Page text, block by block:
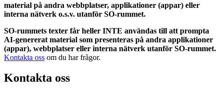
material på andra webbplatser, applikationer (appar) eller
interna nätverk o.s.v. utanför SO-rummet.
SO-rummets texter får heller INTE användas till att prompta
AI-genererat material som presenteras på andra applikationer
(appar), webbplatser eller interna nätverk utanför SO-rummet.
Kontakta oss om du har frågor.
Kontakta oss